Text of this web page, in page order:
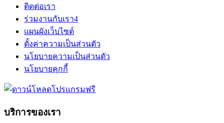
ติดต่อเรา
ร่วมงานกับเรา4
แผนผังเว็บไซต์
ตั้งค่าความเป็นส่วนตัว
นโยบายความเป็นส่วนตัว
นโยบายคุกกี้
บริการของเรา